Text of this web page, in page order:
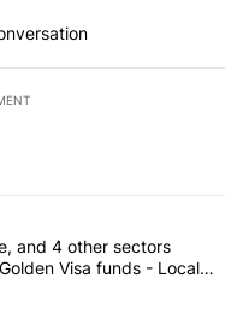
articles in the last
senior care, and 4 other
and 4 other sectors
Visa funds - Local